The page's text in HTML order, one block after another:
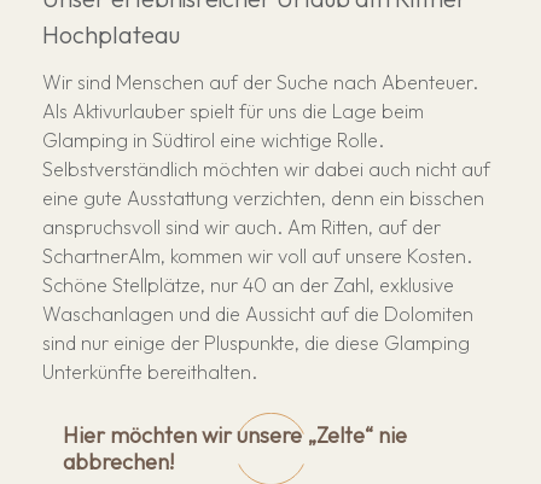
Hochplateau
Wir sind Menschen auf der Suche nach Abenteuer.
Als Aktivurlauber spielt für uns die Lage beim
Glamping in Südtirol eine wichtige Rolle.
Selbstverständlich möchten wir dabei auch nicht auf
eine gute Ausstattung verzichten, denn ein bisschen
anspruchsvoll sind wir auch. Am Ritten, auf der
SchartnerAlm, kommen wir voll auf unsere Kosten.
Schöne Stellplätze, nur 40 an der Zahl, exklusive
Waschanlagen und die Aussicht auf die Dolomiten
sind nur einige der Pluspunkte, die diese Glamping
Unterkünfte bereithalten.
Hier möchten wir unsere „Zelte“ nie
abbrechen!